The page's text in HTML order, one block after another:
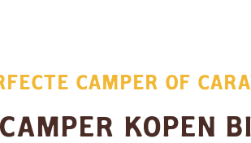
CAMPER OF
KOPEN